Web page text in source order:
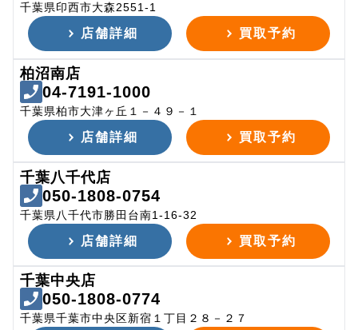
千葉県印西市大森2551-1
店舗詳細 買取予約
柏沼南店
04-7191-1000
千葉県柏市大津ヶ丘１－４９－１
店舗詳細 買取予約
千葉八千代店
050-1808-0754
千葉県八千代市勝田台南1-16-32
店舗詳細 買取予約
千葉中央店
050-1808-0774
千葉県千葉市中央区新宿１丁目２８－２７